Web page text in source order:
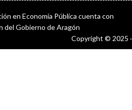
en Economía Pública cuenta con
del Gobierno de Aragón
Copyright © 2025 ·